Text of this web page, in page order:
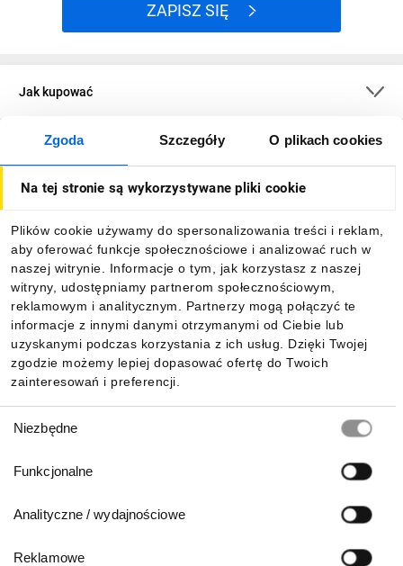
Zgoda Szczegóły O plikach cookies
Na tej stronie są wykorzystywane pliki cookie
Plików cookie używamy do spersonalizowania treści i reklam,
aby oferować funkcje społecznościowe i analizować ruch w
naszej witrynie. Informacje o tym, jak korzystasz z naszej
witryny, udostępniamy partnerom społecznościowym,
reklamowym i analitycznym. Partnerzy mogą połączyć te
informacje z innymi danymi otrzymanymi od Ciebie lub
uzyskanymi podczas korzystania z ich usług. Dzięki Twojej
zgodzie możemy lepiej dopasować ofertę do Twoich
zainteresowań i preferencji.
zgody
Niezbędne
Funkcjonalne
Analityczne / wydajnościowe
Reklamowe
ZAPISZ SIĘ
Jak kupować
O firmie
Informacje
Pobierz naszą aplikację mobilną: